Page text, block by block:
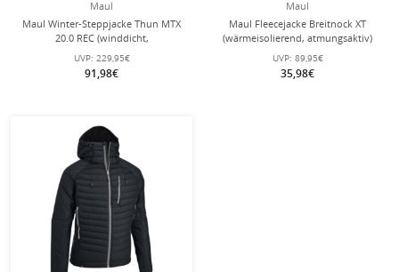
Maul
Maul Winter-Steppjacke Thun MTX
20.0 REC (winddicht,
wärmeisolierung, atmungsaktiv)
schwarz Herren
UVP: 229,95€
91,98€
Maul
Maul Fleecejacke Breitnock XT
(wärmeisolierend, atmungsaktiv)
dunkelgrau Herren
UVP: 89,95€
35,98€